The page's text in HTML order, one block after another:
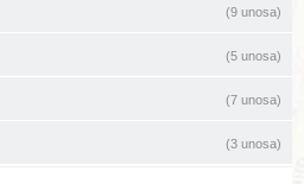
(9 unosa)
(5 unosa)
(7 unosa)
(3 unosa)